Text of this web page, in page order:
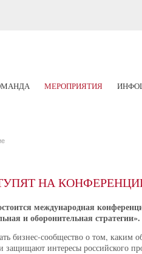
МЕРОПРИЯТИЯ
НА КОНФЕРЕНЦИИ
международная
и оборонительная
бизнес-сообщество о том,
защищают интересы российского